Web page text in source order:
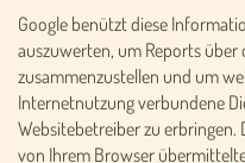
Google benützt diese
auszuwerten, um Reports
zusammenzustellen und um
Internetnutzung verbundene
Websitebetreiber zu erbringen.
von Ihrem Browser